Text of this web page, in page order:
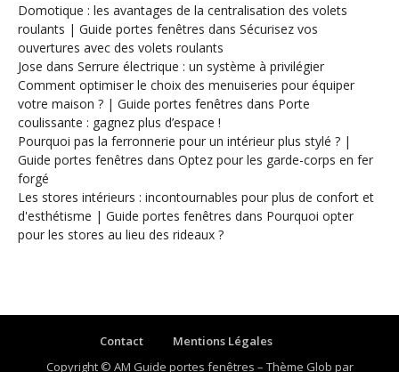
Domotique : les avantages de la centralisation des volets
roulants | Guide portes fenêtres dans Sécurisez vos
ouvertures avec des volets roulants
Jose dans Serrure électrique : un système à privilégier
Comment optimiser le choix des menuiseries pour équiper
votre maison ? | Guide portes fenêtres dans Porte
coulissante : gagnez plus d’espace !
Pourquoi pas la ferronnerie pour un intérieur plus stylé ? |
Guide portes fenêtres dans Optez pour les garde-corps en fer
forgé
Les stores intérieurs : incontournables pour plus de confort et
d'esthétisme | Guide portes fenêtres dans Pourquoi opter
pour les stores au lieu des rideaux ?
Contact
Mentions Légales
Copyright © AM Guide portes fenêtres – Thème Glob par